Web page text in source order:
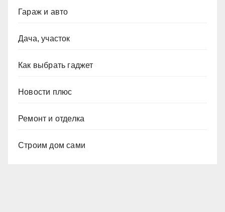
Гараж и авто
Дача, участок
Как выбрать гаджет
Новости плюс
Ремонт и отделка
Строим дом сами